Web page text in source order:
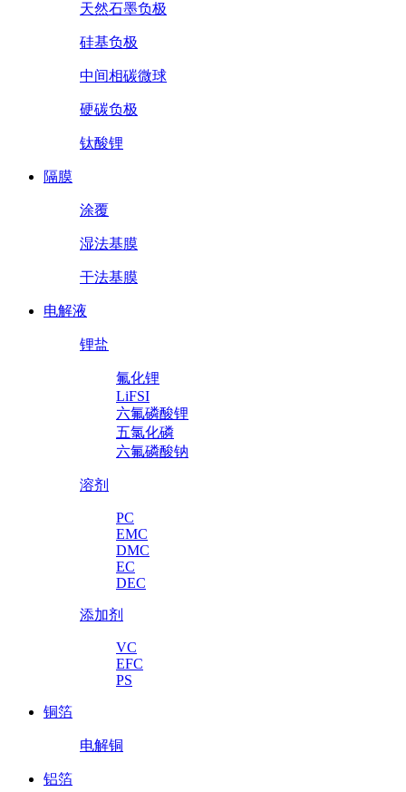
天然石墨负极
硅基负极
中间相碳微球
硬碳负极
钛酸锂
隔膜
涂覆
湿法基膜
干法基膜
电解液
锂盐
氟化锂
LiFSI
六氟磷酸锂
五氯化磷
六氟磷酸钠
溶剂
PC
EMC
DMC
EC
DEC
添加剂
VC
EFC
PS
铜箔
电解铜
铝箔